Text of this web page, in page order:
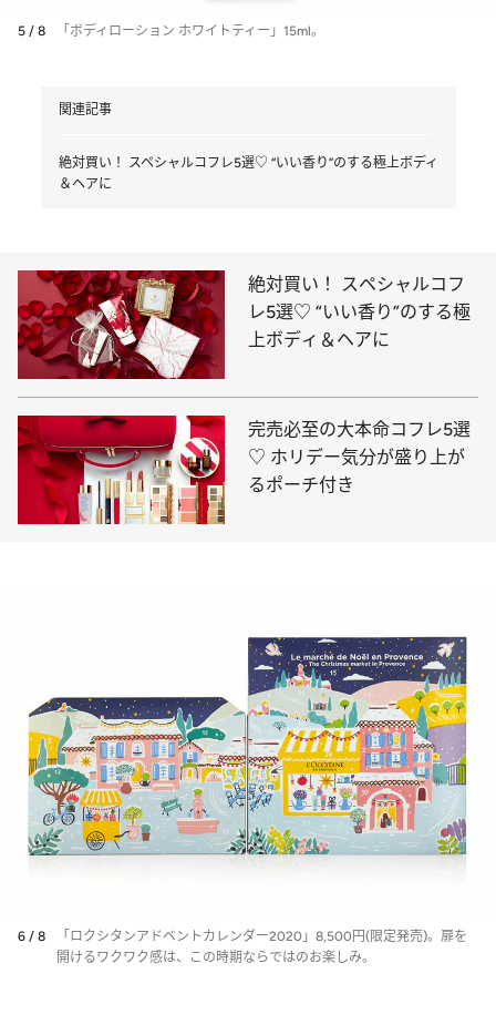
5 / 8 「ボディローション ホワイトティー」15ml。
関連記事
絶対買い！ スペシャルコフレ5選♡ “いい香り”のする極上ボディ
＆ヘアに
絶対買い！ スペシャルコフ
レ5選♡ “いい香り”のする極
上ボディ＆ヘアに
完売必至の大本命コフレ5選
♡ ホリデー気分が盛り上が
るポーチ付き
6 / 8
「ロクシタンアドベントカレンダー2020」8,500円(限定発売)。扉を
開けるワクワク感は、この時期ならではのお楽しみ。